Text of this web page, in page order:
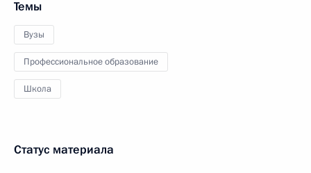
Темы
Вузы
Профессиональное образование
Школа
Статус материала